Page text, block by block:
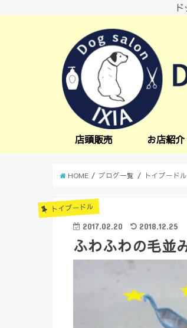
店頭販売 お店紹介
HOME ブログ一覧 トイプードル
トイプードル
2017.02.20 2018.12.25
ふわふわの毛並